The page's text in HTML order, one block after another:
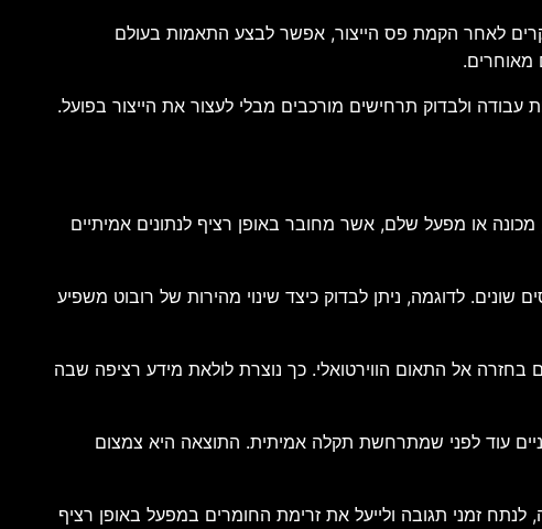
יקרים לאחר הקמת פס הייצור, אפשר לבצע התאמות בעולם
מאוחרים.
עבודה ולבדוק תרחישים מורכבים מבלי לעצור את הייצור בפועל.
מכונה או מפעל שלם, אשר מחובר באופן רציף לנתונים אמיתיים
לדוגמה, ניתן לבדוק כיצד שינוי מהירות של רובוט משפיע
אל התאום הווירטואלי. כך נוצרת לולאת מידע רציפה שבה
עוד לפני שמתרחשת תקלה אמיתית. התוצאה היא צמצום
לנתח זמני תגובה ולייעל את זרימת החומרים במפעל באופן רציף